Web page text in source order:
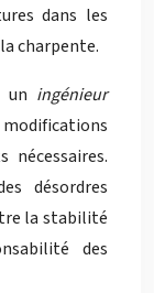
dans les
charpente.
un ingénieur
modifications
désordres
la stabilité
des